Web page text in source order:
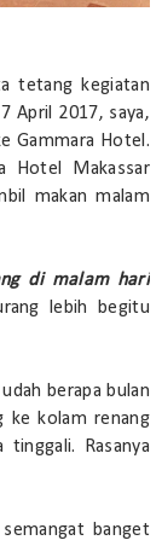
tetang kegiatan
April 2017, saya,
Gammara Hotel.
Hotel Makassar
makan malam
di malam hari
lebih begitu
berapa bulan
ke kolam renang
Rasanya
banget